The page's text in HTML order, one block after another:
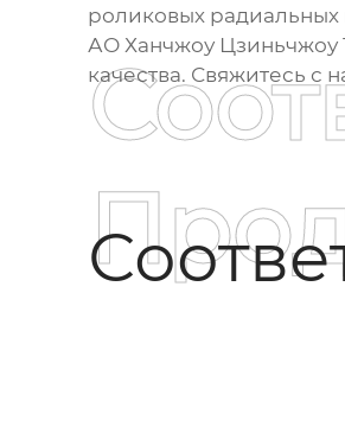
роликовых
АО Ханчжоу Цзиньчжоу
качества. Свяжитесь с